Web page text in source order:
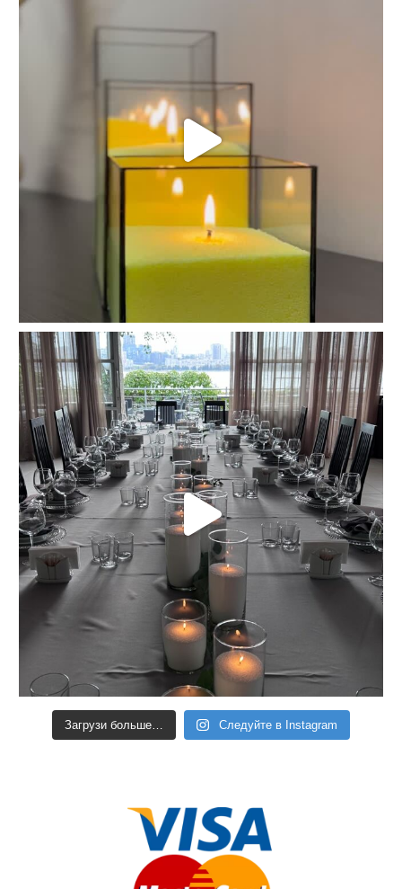
Загрузи больше… Следуйте в Instagram